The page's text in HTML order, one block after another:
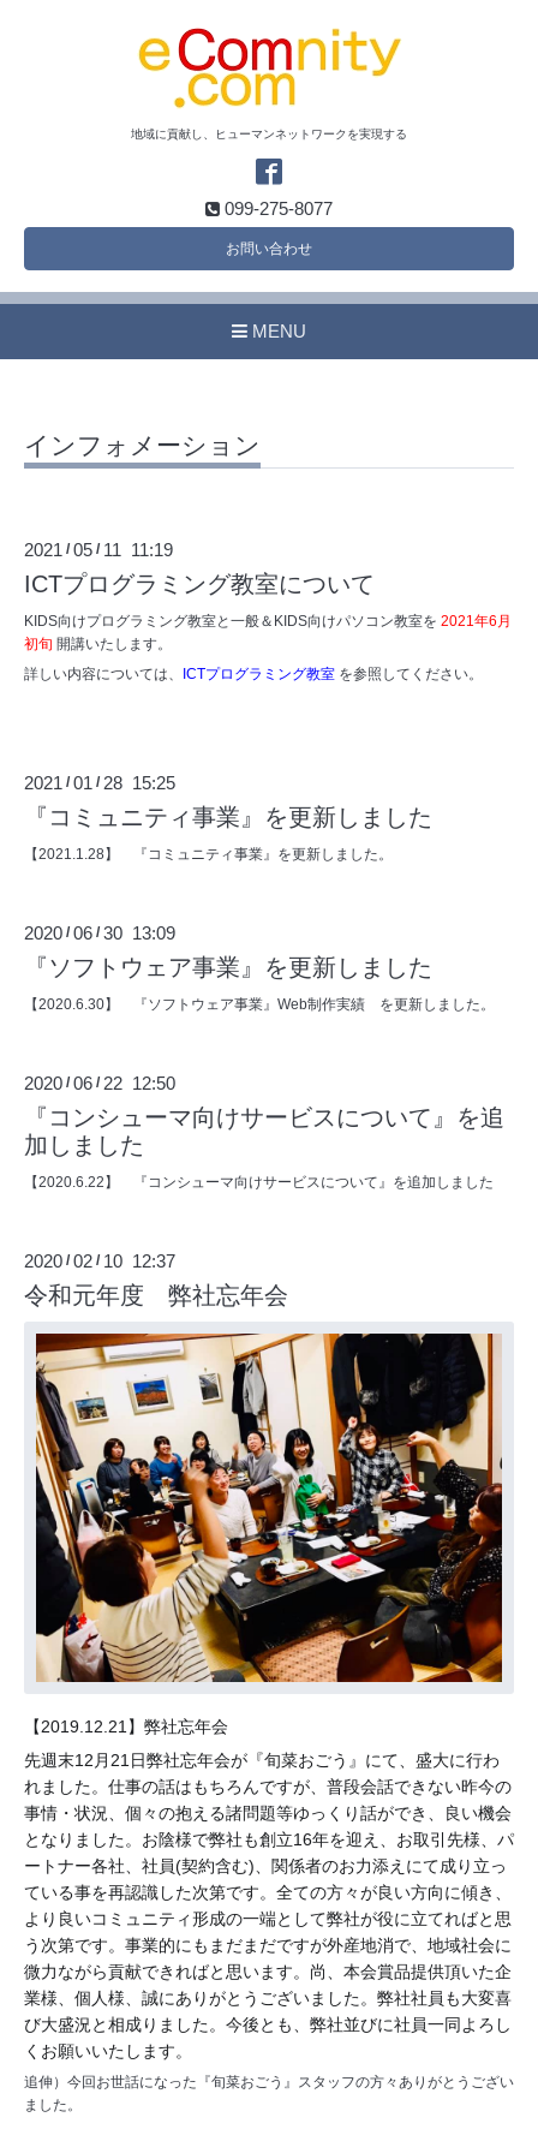
地域に貢献し、ヒューマンネットワークを実現する
099-275-8077
お問い合わせ
MENU
インフォメーション
2021 /05 / 11 11:19
ICTプログラミング教室について
KIDS向けプログラミング教室と一般＆KIDS向けパソコン教室を 2021年6月
初旬 開講いたします。
詳しい内容については、 ICTプログラミング教室 を参照してください。
2021 /01 / 28 15:25
『コミュニティ事業』を更新しました
【2021.1.28】 『 コミュニティ事業 』を更新しました。
2020 /06 /30 13:09
『ソフトウェア事業』を更新しました
【2020.6.30】 『ソフトウェア事業 』Web制作実績 を更新しました。
2020 /06 / 22 12:50
『コンシューマ向けサービスについて』を追
加しました
【2020.6.22】 『 コンシューマ向けサービスについて 』を追加しました
2020 /02 / 10 12:37
令和元年度 弊社忘年会
【2019.12.21】弊社忘年会
先週末12月21日弊社忘年会が『旬菜おごう』にて、盛大に行わ
れました。仕事の話はもちろんですが、普段会話できない昨今の
事情・状況、個々の抱える諸問題等ゆっくり話ができ、良い機会
となりました。お陰様で弊社も創立16年を迎え、お取引先様、パ
ートナー各社、社員(契約含む)、関係者のお力添えにて成り立っ
ている事を再認識した次第です。全ての方々が良い方向に傾き、
より良いコミュニティ形成の一端として弊社が役に立てればと思
う次第です。事業的にもまだまだですが外産地消で、地域社会に
微力ながら貢献できればと思います。尚、本会賞品提供頂いた企
業様、個人様、誠にありがとうございました。弊社社員も大変喜
び大盛況と相成りました。今後とも、弊社並びに社員一同よろし
くお願いいたします。
追伸）今回お世話になった『旬菜おごう』スタッフの方々ありがとうござい
ました。